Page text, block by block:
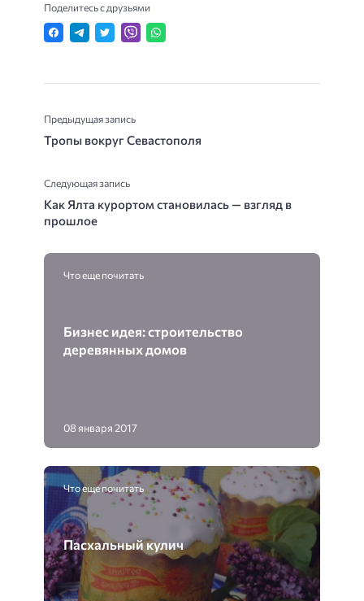
Поделитесь с друзьями
Предыдущая запись
Тропы вокруг Севастополя
Следующая запись
Как Ялта курортом становилась — взгляд в
прошлое
Что еще почитать
Бизнес идея: строительство
деревянных домов
08 января 2017
Что еще почитать
Пасхальный кулич